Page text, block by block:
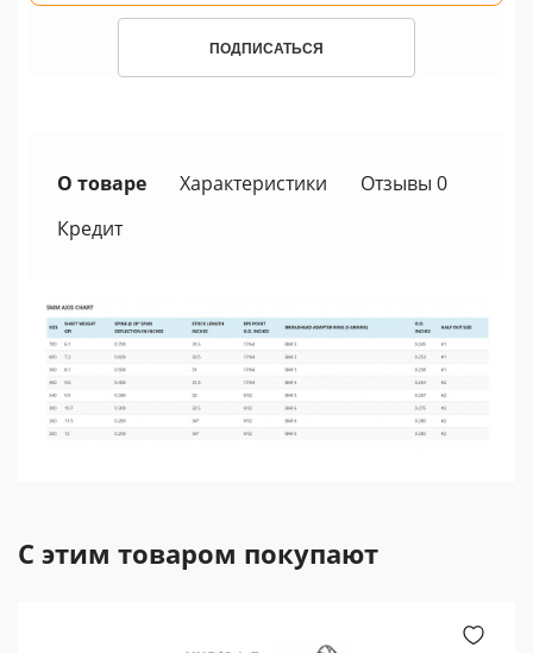
ПОДПИСАТЬСЯ
О товаре Характеристики
Отзывы 0
Кредит
С этим товаром покупают